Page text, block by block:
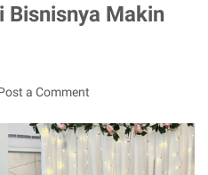
Bisnisnya Makin
a Comment